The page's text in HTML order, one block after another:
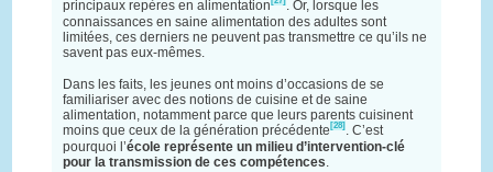
principaux repères en alimentation
. Or, lorsque les
connaissances en saine alimentation des adultes sont
limitées, ces derniers ne peuvent pas transmettre ce qu’ils ne
savent pas eux-mêmes.
Dans les faits, les jeunes ont moins d’occasions de se
familiariser avec des notions de cuisine et de saine
alimentation, notamment parce que leurs parents cuisinent
moins que ceux de la génération précédente [28] . C’est
pourquoi l’école représente un milieu d’intervention-clé
pour la transmission de ces compétences.